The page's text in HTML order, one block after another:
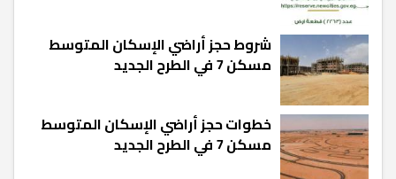
شروط حجز أراضي الإسكان المتوسط
مسكن 7 في الطرح الجديد
خطوات حجز أراضي الإسكان المتوسط
مسكن 7 في الطرح الجديد